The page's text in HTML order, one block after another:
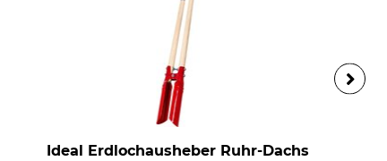
Ideal Erdlochausheber Ruhr-Dachs